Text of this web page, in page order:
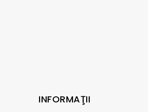
INFORMAŢII